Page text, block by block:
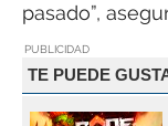
pasado”,
PUBLICIDAD
TE PUEDE